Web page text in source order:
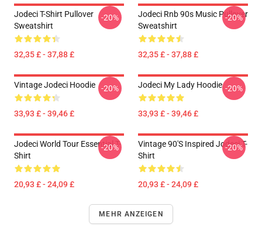
Jodeci T-Shirt Pullover
Sweatshirt
32,35 £ - 37,88 £
-20%
Jodeci Rnb 90s Music Pullover
Sweatshirt
32,35 £ - 37,88 £
-20%
Vintage Jodeci Hoodie
33,93 £ - 39,46 £
-20% Jodeci My Lady Hoodie
33,93 £ - 39,46 £
-20%
Jodeci World Tour Essential T-
Shirt
20,93 £ - 24,09 £
-20%
Vintage 90's Inspired Jodeci T-
Shirt
20,93 £ - 24,09 £
-20%
MEHR ANZEIGEN